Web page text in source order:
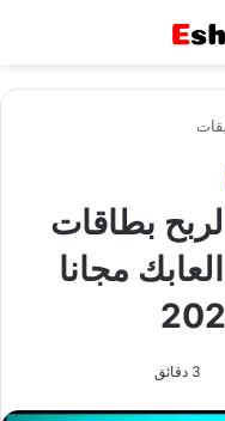
بطاقات
مجانا